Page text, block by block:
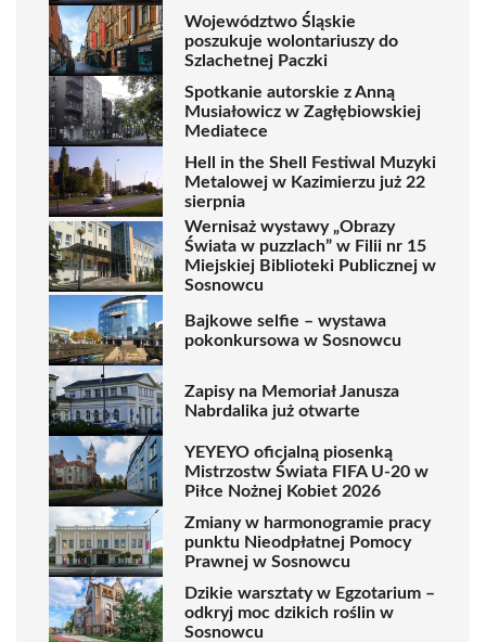
Województwo Śląskie
poszukuje wolontariuszy do
Szlachetnej Paczki
Spotkanie autorskie z Anną
Musiałowicz w Zagłębiowskiej
Mediatece
Hell in the Shell Festiwal Muzyki
Metalowej w Kazimierzu już 22
sierpnia
Wernisaż wystawy „Obrazy
Świata w puzzlach” w Filii nr 15
Miejskiej Biblioteki Publicznej w
Sosnowcu
Bajkowe selfie – wystawa
pokonkursowa w Sosnowcu
Zapisy na Memoriał Janusza
Nabrdalika już otwarte
YEYEYO oficjalną piosenką
Mistrzostw Świata FIFA U-20 w
Piłce Nożnej Kobiet 2026
Zmiany w harmonogramie pracy
punktu Nieodpłatnej Pomocy
Prawnej w Sosnowcu
Dzikie warsztaty w Egzotarium –
odkryj moc dzikich roślin w
Sosnowcu